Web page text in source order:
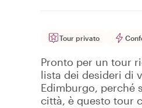
Tour privato
Pronto per un tour
lista dei desideri di
Edimburgo, perché
città, è questo tour